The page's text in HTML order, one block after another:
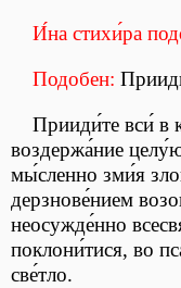
И́на стихи́ра
Подобен:
Прииди́те вси́ в
воздержа́ние
мы́сленно зми́я
дерзнове́нием
неосужде́нно
поклони́тися, во
све́тло.